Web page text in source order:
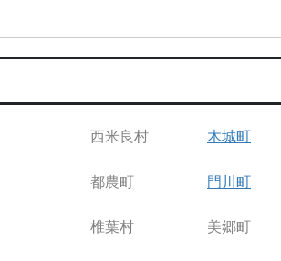
西米良村 木城町
都農町 門川町
椎葉村 美郷町